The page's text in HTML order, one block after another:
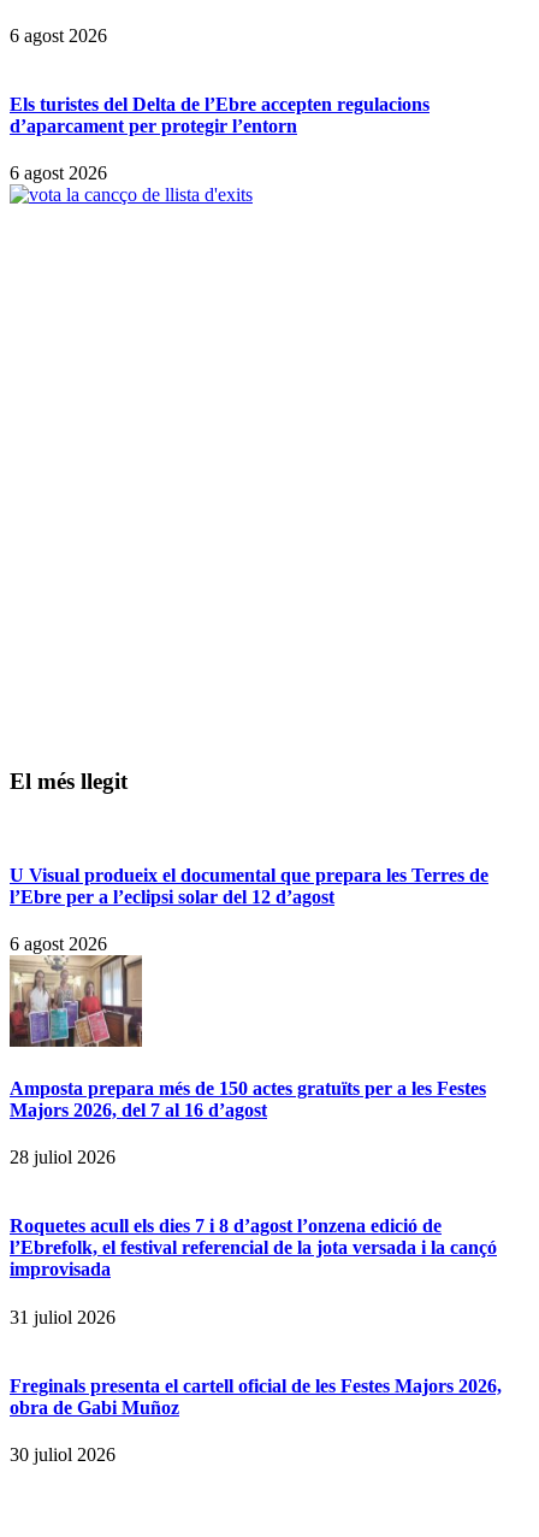
6 agost 2026
Els turistes del Delta de l’Ebre accepten regulacions
d’aparcament per protegir l’entorn
6 agost 2026
El més llegit
U Visual produeix el documental que prepara les Terres de
l’Ebre per a l’eclipsi solar del 12 d’agost
6 agost 2026
Amposta prepara més de 150 actes gratuïts per a les Festes
Majors 2026, del 7 al 16 d’agost
28 juliol 2026
Roquetes acull els dies 7 i 8 d’agost l’onzena edició de
l’Ebrefolk, el festival referencial de la jota versada i la cançó
improvisada
31 juliol 2026
Freginals presenta el cartell oficial de les Festes Majors 2026,
obra de Gabi Muñoz
30 juliol 2026